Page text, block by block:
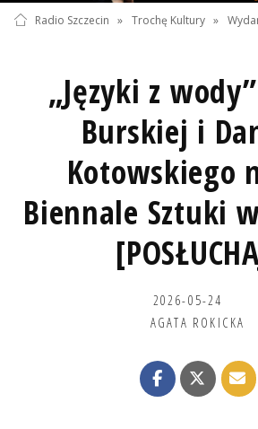
Radio Szczecin » Trochę Kultury »
„Języki z
Burskiej i
Kotowskiego
Biennale Sztuki
2026-05-24
AGATA ROKICKA